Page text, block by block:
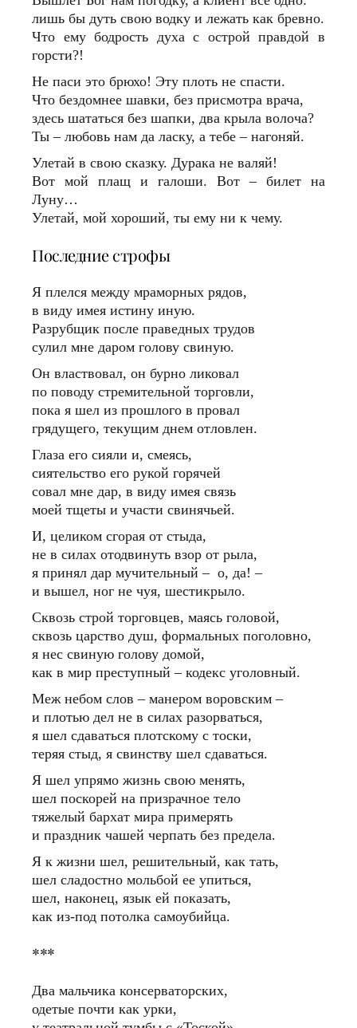
лишь бы дуть свою водку и лежать как бревно.
Что ему бодрость духа с острой правдой в
горсти?!
Не паси это брюхо! Эту плоть не спасти.
Что бездомнее шавки, без присмотра врача,
здесь шататься без шапки, два крыла волоча?
Ты – любовь нам да ласку, а тебе – нагоняй.
Улетай в свою сказку. Дурака не валяй!
Вот мой плащ и галоши. Вот – билет на
Луну…
Улетай, мой хороший, ты ему ни к чему.
Последние строфы
Я плелся между мраморных рядов,
в виду имея истину иную.
Разрубщик после праведных трудов
сулил мне даром голову свиную.
Он властвовал, он бурно ликовал
по поводу стремительной торговли,
пока я шел из прошлого в провал
грядущего, текущим днем отловлен.
Глаза его сияли и, смеясь,
сиятельство его рукой горячей
совал мне дар, в виду имея связь
моей тщеты и участи свинячьей.
И, целиком сгорая от стыда,
не в силах отодвинуть взор от рыла,
я принял дар мучительный – о, да! –
и вышел, ног не чуя, шестикрыло.
Сквозь строй торговцев, маясь головой,
сквозь царство душ, формальных поголовно,
я нес свиную голову домой,
как в мир преступный – кодекс уголовный.
Меж небом слов – манером воровским –
и плотью дел не в силах разорваться,
я шел сдаваться плотскому с тоски,
теряя стыд, я свинству шел сдаваться.
Я шел упрямо жизнь свою менять,
шел поскорей на призрачное тело
тяжелый бархат мира примерять
и праздник чашей черпать без предела.
Я к жизни шел, решительный, как тать,
шел сладостно мольбой ее упиться,
шел, наконец, язык ей показать,
как из-под потолка самоубийца.
***
Два мальчика консерваторских,
одетые почти как урки,